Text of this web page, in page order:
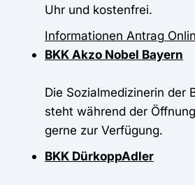
Uhr und kostenfrei.
Informationen Antrag
BKK Akzo Nobel Bayern
Die Sozialmedizinerin der
steht während der
gerne zur Verfügung.
BKK DürkoppAdler